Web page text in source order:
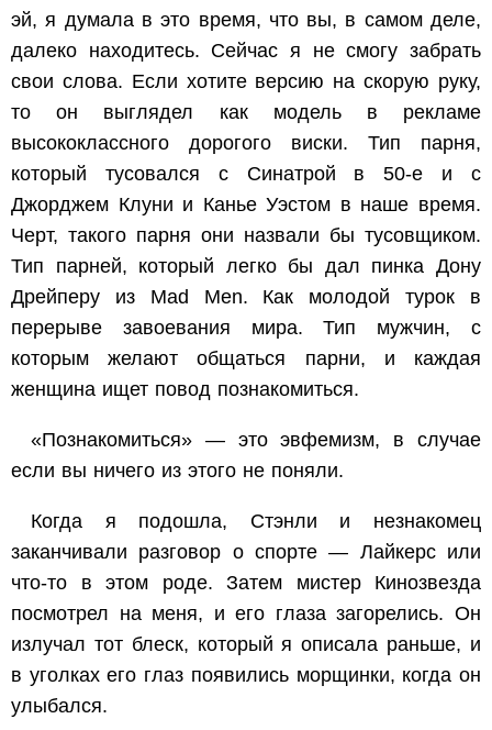
эй, я думала в это время, что вы, в самом деле,
далеко находитесь. Сейчас я не смогу забрать
свои слова. Если хотите версию на скорую руку,
то он выглядел как модель в рекламе
высококлассного дорогого виски. Тип парня,
который тусовался с Синатрой в 50-е и с
Джорджем Клуни и Канье Уэстом в наше время.
Черт, такого парня они назвали бы тусовщиком.
Тип парней, который легко бы дал пинка Дону
Дрейперу из Mad Men. Как молодой турок в
перерыве завоевания мира. Тип мужчин, с
которым желают общаться парни, и каждая
женщина ищет повод познакомиться.
«Познакомиться» — это эвфемизм, в случае
если вы ничего из этого не поняли.
Когда я подошла, Стэнли и незнакомец
заканчивали разговор о спорте — Лайкерс или
что-то в этом роде. Затем мистер Кинозвезда
посмотрел на меня, и его глаза загорелись. Он
излучал тот блеск, который я описала раньше, и
в уголках его глаз появились морщинки, когда он
улыбался.